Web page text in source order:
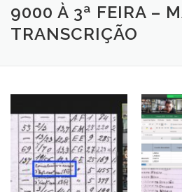
APRESENTAÇÃO EQUIPA
9000 À 3ª FEIRA –
TRANSCRIÇÃO